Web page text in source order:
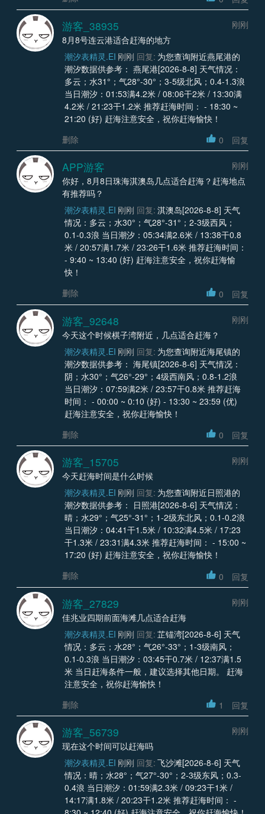
游客_38935
刚刚
8月8号连云港适合赶海的地方
潮汐表精灵.EI 刚刚 回复: 为您查询附近燕尾港的
潮汐数据供参考： 燕尾港[2026-8-8] 天气情况：
多云；水31°；气28°-30°；3-5级北风；0.4-1.3浪
当日潮汐：01:53满4.2米 / 08:06干2米 / 13:30满
4.2米 / 21:23干1.2米 推荐赶海时间： - 18:30 ~
21:20 (好) 赶海注意安全，祝你赶海愉快！
删除
0 回复
APP游客
刚刚
你好，8月8日珠海淇澳岛几点适合赶海？赶海地点
有推荐吗？
潮汐表精灵.EI 刚刚 回复: 淇澳岛[2026-8-8] 天气
情况：多云；水30°；气28°-31°；2-3级西风；
0.1-0.3浪 当日潮汐：05:34满2.6米 / 13:38干0.8
米 / 20:57满1.7米 / 23:26干1.6米 推荐赶海时间：
- 9:40 ~ 13:40 (好) 赶海注意安全，祝你赶海愉
快！
删除
0 回复
游客_92648
刚刚
今天这个时候棋子湾附近，几点适合赶海？
潮汐表精灵.EI 刚刚 回复: 为您查询附近海尾镇的
潮汐数据供参考： 海尾镇[2026-8-6] 天气情况：
阴；水30°；气26°-29°；4级西南风；0.8-1.2浪
当日潮汐：07:59满2米 / 23:57干0.8米 推荐赶海
时间： - 00:00 ~ 0:10 (好) - 13:30 ~ 23:59 (优)
赶海注意安全，祝你赶海愉快！
删除
0 回复
游客_15705
刚刚
今天赶海时间是什么时候
潮汐表精灵.EI 刚刚 回复: 为您查询附近日照港的
潮汐数据供参考： 日照港[2026-8-6] 天气情况：
晴；水29°；气25°-31°；1-2级东北风；0.1-0.2浪
当日潮汐：04:41干1.5米 / 10:32满4.5米 / 17:23
干1.3米 / 23:31满4.3米 推荐赶海时间： - 15:00 ~
17:20 (好) 赶海注意安全，祝你赶海愉快！
删除
0 回复
游客_27829
刚刚
佳兆业四期前面海滩几点适合赶海
潮汐表精灵.EI 刚刚 回复: 芷锚湾[2026-8-6] 天气
情况：多云；水28°；气26°-33°；1-3级南风；
0.1-0.3浪 当日潮汐：03:45干0.7米 / 12:37满1.5
米 当日赶海条件一般，建议选择其他日期。 赶海
注意安全，祝你赶海愉快！
删除
1 回复
游客_56739
刚刚
现在这个时间可以赶海吗
潮汐表精灵.EI 刚刚 回复: 飞沙滩[2026-8-6] 天气
情况：晴；水28°；气27°-30°；2-3级东风；0.3-
0.4浪 当日潮汐：01:59满2.3米 / 09:23干1米 /
14:17满1.8米 / 20:23干1.2米 推荐赶海时间： -